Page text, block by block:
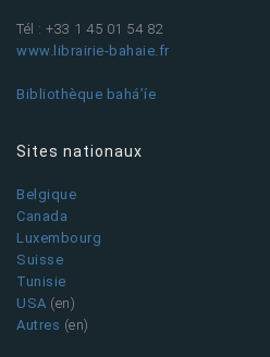
Tél : +33 1 45 01 54 82
www.librairie-bahaie.fr
Bibliothèque bahá’íe
Sites nationaux
Belgique
Canada
Luxembourg
Suisse
Tunisie
USA (en)
Autres (en)